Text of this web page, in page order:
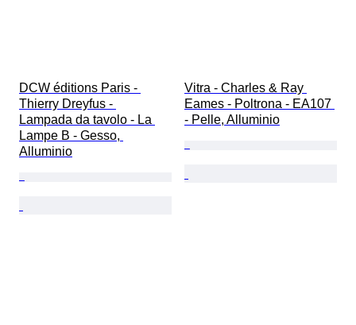
DCW éditions Paris -
Thierry Dreyfus -
Lampada da tavolo - La
Lampe B - Gesso,
Alluminio
Vitra - Charles & Ray
Eames - Poltrona - EA107
- Pelle, Alluminio